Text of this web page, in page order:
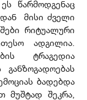
წარმოდგენაც
მისი ძველი
რიტუალური
ადგილია.
ტრაგედია
ბადებდა
მუშტად შეკრა,